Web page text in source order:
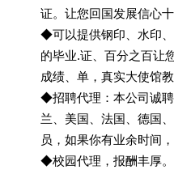
证。让您回国发展信心十
◆可以提供钢印、水印
的毕业.证、百分之百让
成绩、单，真实大使馆
◆招聘代理：本公司诚
兰、美国、法国、德国
员，如果你有业余时间
◆校园代理，报酬丰厚